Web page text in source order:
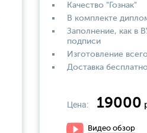
Качество "Гознак"
В комплекте
Заполнение, как в
подписи
Изготовление
Доставка
Цена: 19000
Видео обзор